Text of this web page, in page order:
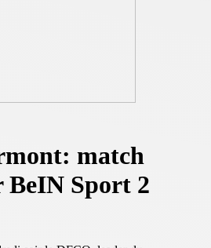
match
BeIN Sport 2